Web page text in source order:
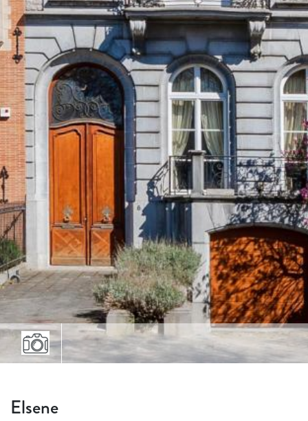
Elsene